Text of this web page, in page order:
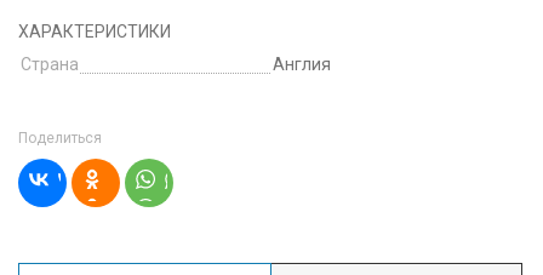
ХАРАКТЕРИСТИКИ
Страна
Англия
Поделиться